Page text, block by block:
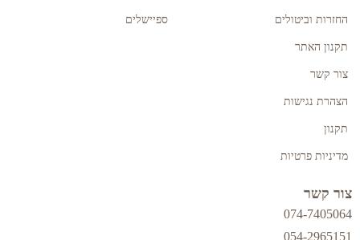
החזרות וביטולים
תקנון האתר
צור קשר
הצהרת נגישות
תקנון
מדיניות פרטיות
ספיישלים
צור קשר
074-7405064
054-2965151